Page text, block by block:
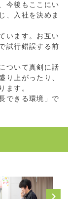
今後もここにい
、入社を決めま
います。お互い
試行錯誤する前
ついて真剣に話
り上がったり、
ます。
できる環境」で